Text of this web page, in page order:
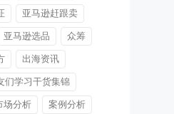
亚马逊赶跟卖
亚马逊选品 众筹
出海资讯
们学习干货集锦
场分析 案例分析